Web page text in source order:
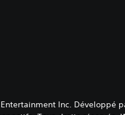
Inc.